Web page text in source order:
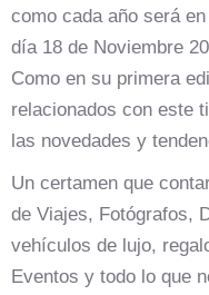
como cada año será
día 18 de Noviembre
Como en su primera
relacionados con este
las novedades y
Un certamen que
de Viajes, Fotógrafos,
vehículos de lujo,
Eventos y todo lo que